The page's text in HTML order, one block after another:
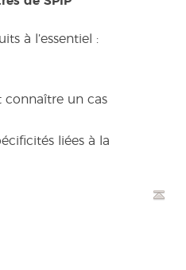
à l’essentiel :
connaître un cas
liées à la